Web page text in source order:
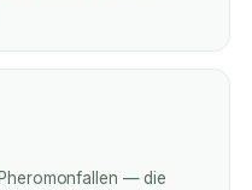
— die